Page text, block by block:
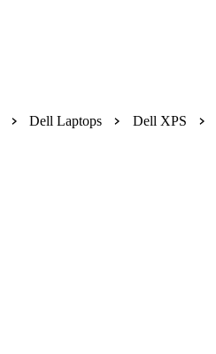
Dell Laptops Dell XPS